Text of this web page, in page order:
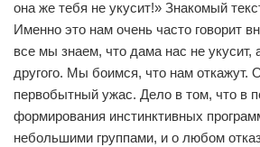
она же тебя не укусит!» Знакомый
Именно это нам очень часто говорит
все мы знаем, что дама нас не укусит,
другого. Мы боимся, что нам откажут.
первобытный ужас. Дело в том, что в
формирования инстинктивных
небольшими группами, и о любом